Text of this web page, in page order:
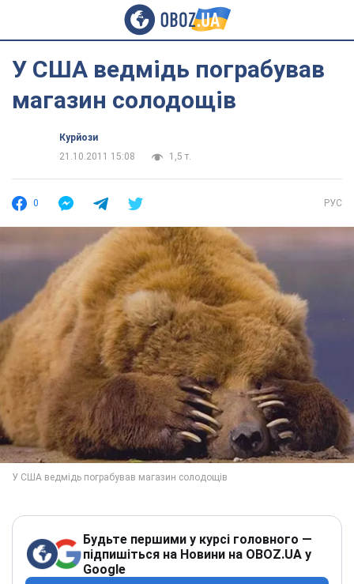
У США ведмідь пограбував
магазин солодощів
Курйози
21.10.2011 15:08
1,5 т.
0 РУС
Будьте першими у курсі головного —
підпишіться на Новини на OBOZ.UA у
Google